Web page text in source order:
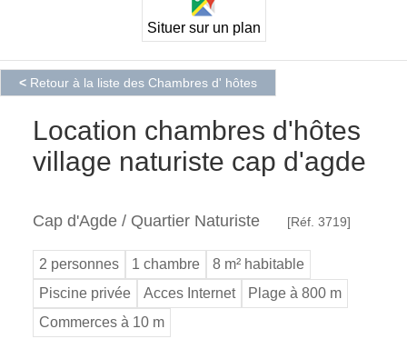
Situer sur un plan
< Retour à la liste des Chambres d' hôtes
Location chambres d'hôtes
village naturiste cap d'agde
Cap d'Agde / Quartier Naturiste [Réf. 3719]
2 personnes 1 chambre
8 m² habitable
Piscine privée
Acces Internet
Plage à 800 m
Commerces à 10 m